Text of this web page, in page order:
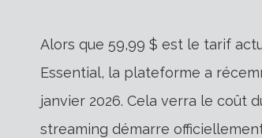
Alors que 59,99 $ est le tarif
Essential, la plateforme a
janvier 2026. Cela verra le coût
streaming démarre